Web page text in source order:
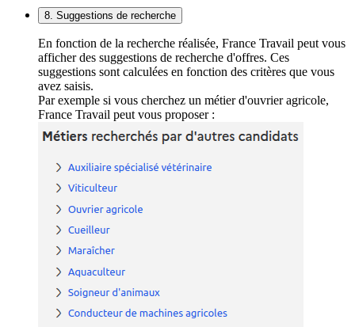
8. Suggestions de recherche
En fonction de la recherche réalisée, France Travail peut vous
afficher des suggestions de recherche d'offres. Ces
suggestions sont calculées en fonction des critères que vous
avez saisis.
Par exemple si vous cherchez un métier d'ouvrier agricole,
France Travail peut vous proposer :